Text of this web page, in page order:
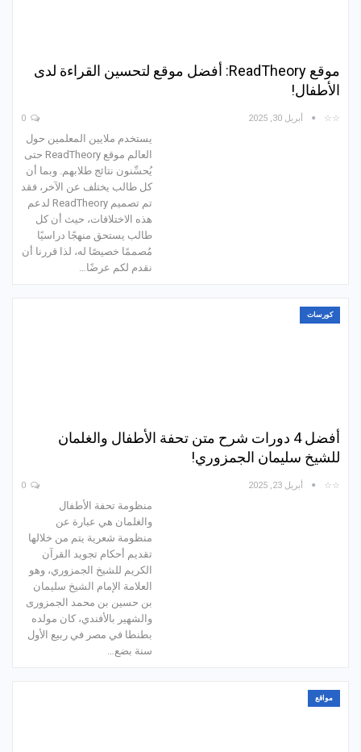
موقع ReadTheory: أفضل موقع لتحسين القراءة لدى
الأطفال!
☆☆ أبريل 30, 2025
يستخدم ملايين المعلمين حول
العالم موقع ReadTheory حتى
يُحسِّنون نتائج طلابهم. وبما أن
كل طالب يختلف عن الآخر، فقد
تم تصميم ReadTheory لدعم
هذه الاختلافات، حيث أن كل
طالب يستحق منهجًا دراسيًا
مُصممًا خصيصًا له، لذا قررنا أن
نقدم لكم عرضًا…
كورسات
أفضل 4 دورات شرح متن تحفة الأطفال والغلمان
للشيخ سليمان الجمزوري!
☆☆ أبريل 23, 2025
منظومة تحفة الأطفال
والغلمان هي عبارة عن
منظومة شعرية يتم من خلالها
تقديم أحكام تجويد القرآن
الكريم للشيخ الجمزوري، وهو
العلامة الإمام الشيخ سليمان
بن حسين بن محمد الجمزوری
والشهير بالأفندي، كان مولده
بطنطا في مصر في ربيع الأول
سنة بضع…
مواقع